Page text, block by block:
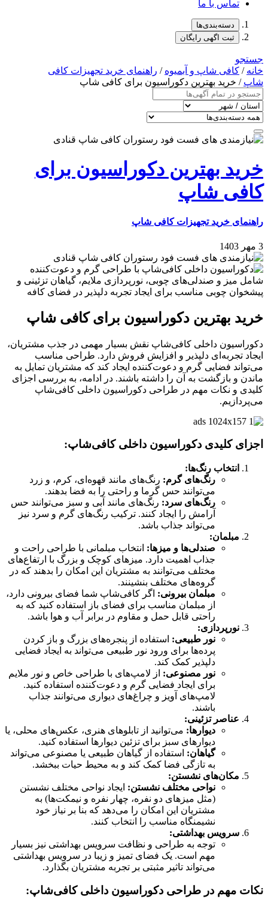
تماس با ما
دسته‌بندی‌ها
ثبت اگهی رایگان
جستجو
خانه / کافی شاپ و آبمیوه / راهنمای خرید تجهیزات کافی
شاپ / خرید بهترین دکوراسیون برای کافی‌ شاپ
خرید بهترین دکوراسیون برای
کافی‌ شاپ
راهنمای خرید تجهیزات کافی شاپ
3 مهر 1403
خرید بهترین دکوراسیون برای کافی‌ شاپ
دکوراسیون داخلی کافی‌شاپ نقش بسیار مهمی در جذب مشتریان،
ایجاد تجربه‌ای دلپذیر و افزایش فروش دارد. طراحی مناسب
می‌تواند فضایی گرم و دعوت‌کننده ایجاد کند که مشتریان تمایل به
ماندن و بازگشت به آن را داشته باشند. در ادامه، به بررسی اجزای
کلیدی و نکات مهم در طراحی دکوراسیون داخلی کافی‌شاپ
می‌پردازیم.
اجزای کلیدی دکوراسیون داخلی کافی‌شاپ:
انتخاب رنگ‌ها:
رنگ‌های گرم: رنگ‌های مانند قهوه‌ای، کرم، و زرد
می‌توانند حس گرما و راحتی را به فضا بدهند.
رنگ‌های سرد: رنگ‌های مانند آبی و سبز می‌توانند حس
آرامش را ایجاد کنند. ترکیب رنگ‌های گرم و سرد نیز
می‌تواند جذاب باشد.
مبلمان:
صندلی‌ها و میزها: انتخاب مبلمانی با طراحی راحت و
جذاب اهمیت دارد. میزهای کوچک و بزرگ با ارتفاع‌های
مختلف می‌توانند به مشتریان این امکان را بدهند که در
گروه‌های مختلف بنشینند.
مبلمان بیرونی: اگر کافی‌شاپ شما فضای بیرونی دارد،
از مبلمان مناسب برای فضای باز استفاده کنید که به
راحتی قابل حمل و مقاوم در برابر آب و هوا باشد.
نورپردازی:
نور طبیعی: استفاده از پنجره‌های بزرگ و باز کردن
پرده‌ها برای ورود نور طبیعی می‌تواند به ایجاد فضایی
دلپذیر کمک کند.
نور مصنوعی: از لامپ‌های با طراحی خاص و نور ملایم
برای ایجاد فضایی گرم و دعوت‌کننده استفاده کنید.
لامپ‌های آویز و چراغ‌های دیواری می‌توانند جذاب
باشند.
عناصر تزئینی:
دیوارها: می‌توانید از تابلوهای هنری، عکس‌های محلی، یا
دیوارهای سبز برای تزئین دیوارها استفاده کنید.
گیاهان: استفاده از گیاهان طبیعی یا مصنوعی می‌تواند
به تازگی فضا کمک کند و به محیط حیات ببخشد.
مکان‌های نشستن:
نواحی مختلف نشستن: ایجاد نواحی مختلف نشستن
(مثل میزهای دو نفره، چهار نفره و نیمکت‌ها) به
مشتریان این امکان را می‌دهد که بنا بر نیاز خود
نشیمنگاه مناسب را انتخاب کنند.
سرویس بهداشتی:
توجه به طراحی و نظافت سرویس بهداشتی نیز بسیار
مهم است. یک فضای تمیز و زیبا در سرویس بهداشتی
می‌تواند تاثیر مثبتی بر تجربه مشتریان بگذارد.
نکات مهم در طراحی دکوراسیون داخلی کافی‌شاپ: